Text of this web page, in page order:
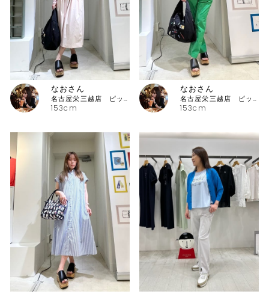
153cm
なおさん
名古屋栄三越店 ピッコーネ
153cm
なおさん
名古屋栄三越店 ピッコーネ